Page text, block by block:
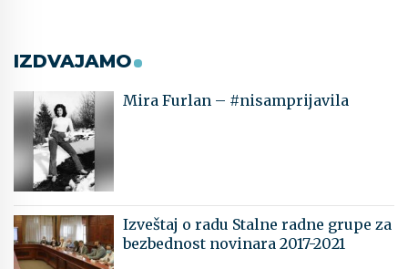
IZDVAJAMO
Mira Furlan – #nisamprijavila
Izveštaj o radu Stalne radne grupe za
bezbednost novinara 2017-2021